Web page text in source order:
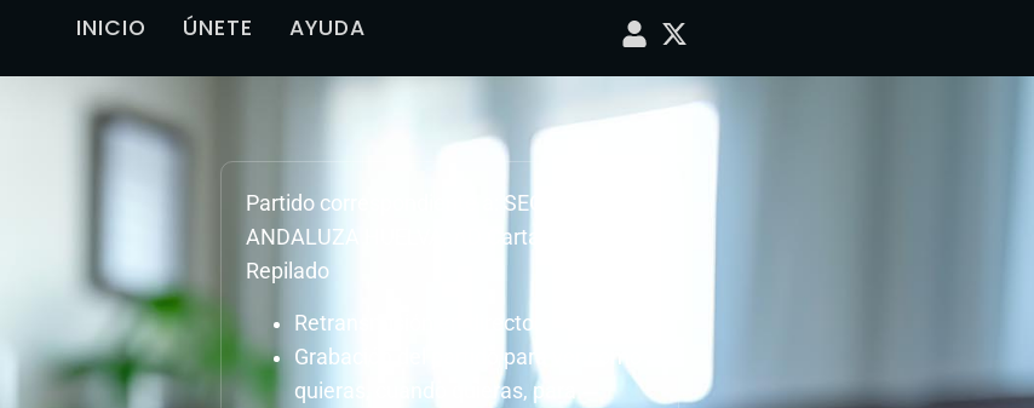
INICIO ÚNETE AYUDA
Partido correspondiente a: SEGUNDA
ANDALUZA HUELVA, AD Cartaya – CD
Repilado
Retransmisión en directo.
Grabación del partido para ver como
quieras, cuando quieras, para